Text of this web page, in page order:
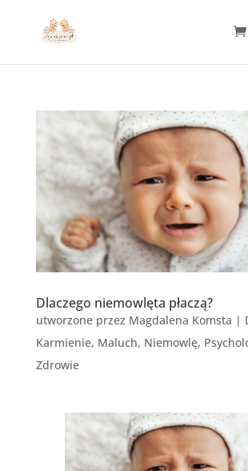
Dlaczego niemowlęta płaczą?
utworzone przez Magdalena Komsta |
Karmienie, Maluch, Niemowlę,
Zdrowie